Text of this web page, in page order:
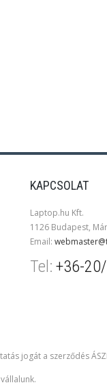
KAPCSOLAT
Laptop.hu Kft.
1126 Budapest,
Email:
Tel: +36-
jogát a szerződés